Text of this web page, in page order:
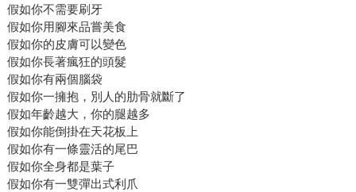
假如你不需要刷牙
假如你用腳來品嘗美食
假如你的皮膚可以變色
假如你長著瘋狂的頭髮
假如你有兩個腦袋
假如你一擁抱，別人的肋骨就斷了
假如年齡越大，你的腿越多
假如你能倒掛在天花板上
假如你有一條靈活的尾巴
假如你全身都是葉子
假如你有一雙彈出式利爪